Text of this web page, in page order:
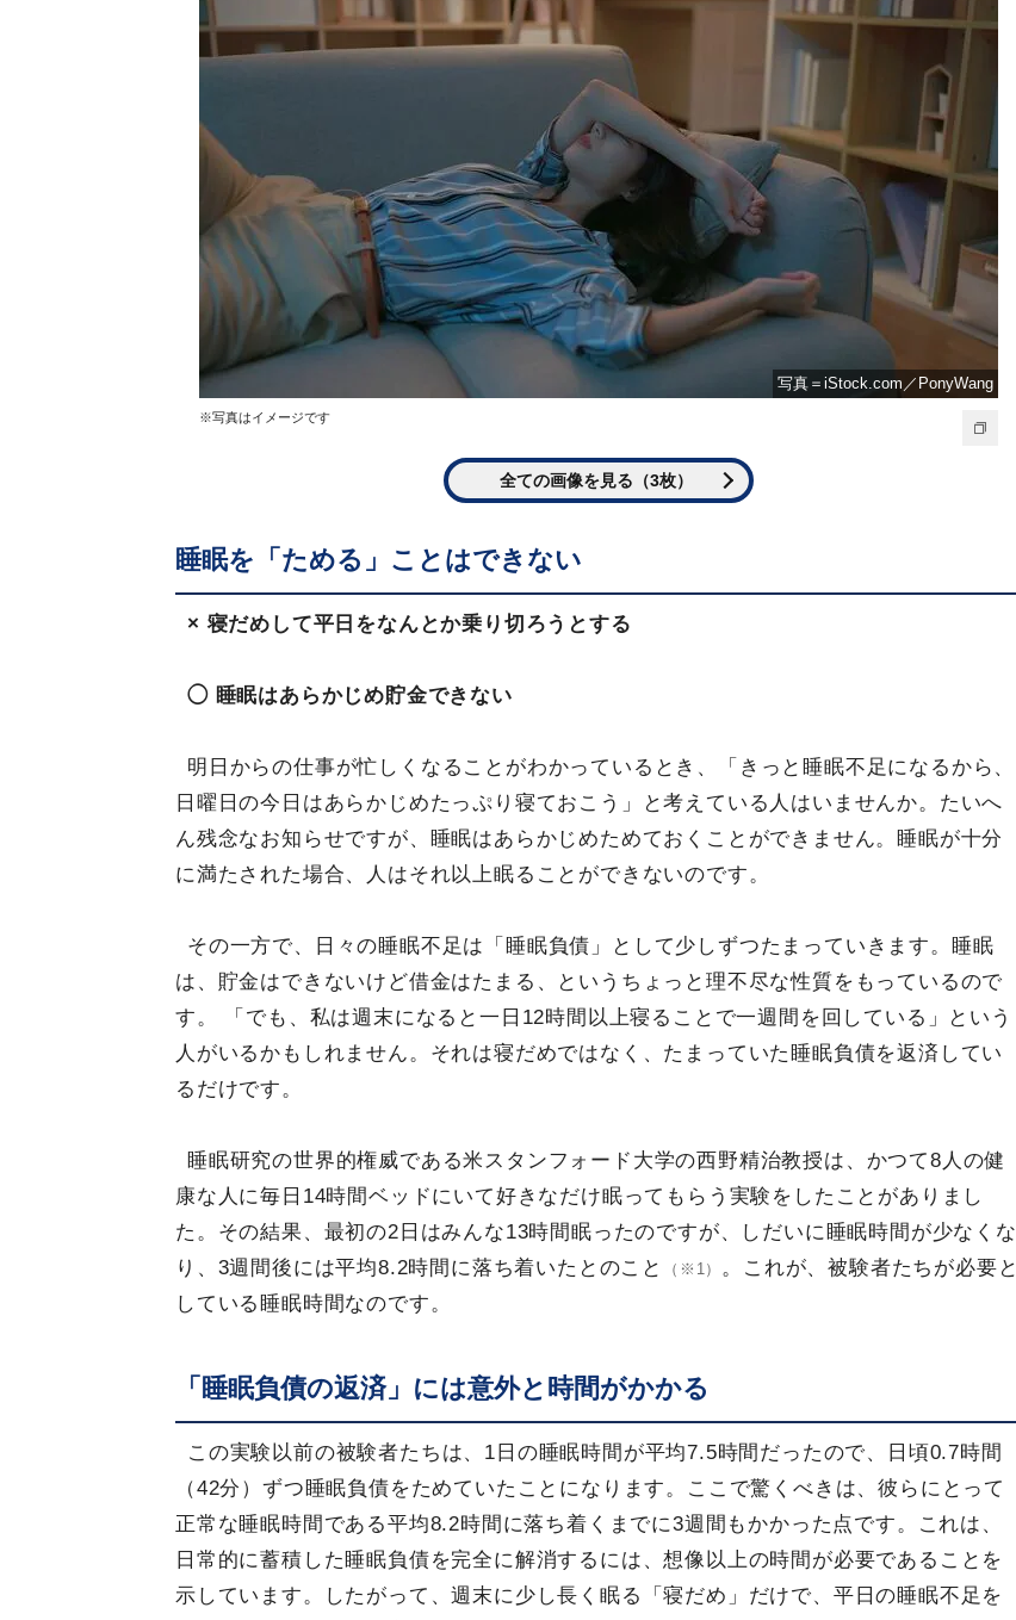
写真＝iStock.com／PonyWang
※写真はイメージです
全ての画像を見る（3枚）
睡眠を「ためる」ことはできない
× 寝だめして平日をなんとか乗り切ろうとする
◯ 睡眠はあらかじめ貯金できない
明日からの仕事が忙しくなることがわかっているとき、「きっと睡眠不足になるから、
日曜日の今日はあらかじめたっぷり寝ておこう」と考えている人はいませんか。たいへ
ん残念なお知らせですが、睡眠はあらかじめためておくことができません。睡眠が十分
に満たされた場合、人はそれ以上眠ることができないのです。
その一方で、日々の睡眠不足は「睡眠負債」として少しずつたまっていきます。睡眠
は、貯金はできないけど借金はたまる、というちょっと理不尽な性質をもっているので
す。 「でも、私は週末になると一日12時間以上寝ることで一週間を回している」という
人がいるかもしれません。それは寝だめではなく、たまっていた睡眠負債を返済してい
るだけです。
睡眠研究の世界的権威である米スタンフォード大学の西野精治教授は、かつて8人の健
康な人に毎日14時間ベッドにいて好きなだけ眠ってもらう実験をしたことがありまし
た。その結果、最初の2日はみんな13時間眠ったのですが、しだいに睡眠時間が少なくな
り、3週間後には平均8.2時間に落ち着いたとのこと
（※1） 。これが、被験者たちが必要と
している睡眠時間なのです。
「睡眠負債の返済」には意外と時間がかかる
この実験以前の被験者たちは、1日の睡眠時間が平均7.5時間だったので、日頃0.7時間
（42分）ずつ睡眠負債をためていたことになります。ここで驚くべきは、彼らにとって
正常な睡眠時間である平均8.2時間に落ち着くまでに3週間もかかった点です。これは、
日常的に蓄積した睡眠負債を完全に解消するには、想像以上の時間が必要であることを
示しています。したがって、週末に少し長く眠る「寝だめ」だけで、平日の睡眠不足を